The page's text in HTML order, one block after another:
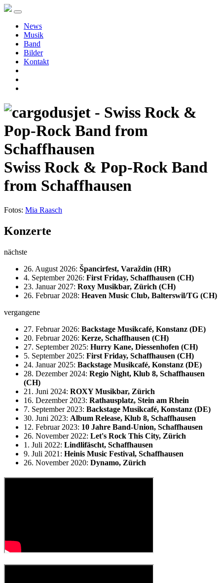
News
Musik
Band
Bilder
Kontakt
Swiss Rock & Pop-Rock Band
from Schaffhausen
Fotos: Mia Raasch
Konzerte
nächste
26. August 2026: Špancirfest, Varaždin (HR)
4. September 2026: First Friday, Schaffhausen (CH)
23. Januar 2027: Roxy Musikbar, Zürich (CH)
26. Februar 2028: Heaven Music Club, Balterswil/TG (CH)
vergangene
27. Februar 2026: Backstage Musikcafé, Konstanz (DE)
20. Februar 2026: Kerze, Schaffhausen (CH)
27. September 2025: Hurry Kane, Diessenhofen (CH)
5. September 2025: First Friday, Schaffhausen (CH)
24. Januar 2025: Backstage Musikcafé, Konstanz (DE)
28. Dezember 2024: Regio Night, Klub 8, Schaffhausen
(CH)
21. Juni 2024: ROXY Musikbar, Zürich
16. Dezember 2023: Rathausplatz, Stein am Rhein
7. September 2023: Backstage Musikcafé, Konstanz (DE)
30. Juni 2023: Album Release, Klub 8, Schaffhausen
12. Februar 2023: 10 Jahre Band-Union, Schaffhausen
26. November 2022: Let's Rock This City, Zürich
1. Juli 2022: Lindlifäscht, Schaffhausen
9. Juli 2021: Heinis Music Festival, Schaffhausen
26. November 2020: Dynamo, Zürich